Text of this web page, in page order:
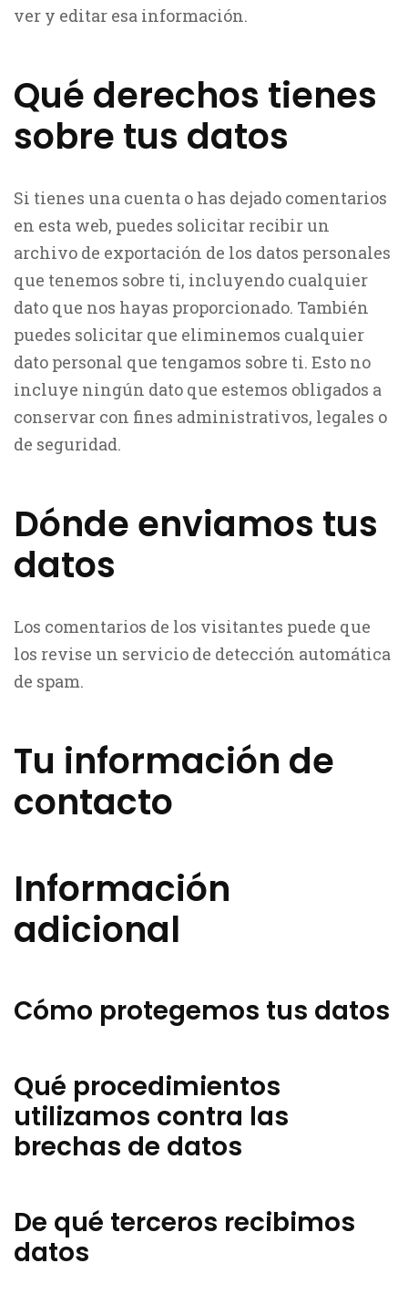
ver y editar esa información.
Qué derechos tienes
sobre tus datos
Si tienes una cuenta o has dejado comentarios
en esta web, puedes solicitar recibir un
archivo de exportación de los datos personales
que tenemos sobre ti, incluyendo cualquier
dato que nos hayas proporcionado. También
puedes solicitar que eliminemos cualquier
dato personal que tengamos sobre ti. Esto no
incluye ningún dato que estemos obligados a
conservar con fines administrativos, legales o
de seguridad.
Dónde enviamos tus
datos
Los comentarios de los visitantes puede que
los revise un servicio de detección automática
de spam.
Tu información de
contacto
Información
adicional
Cómo protegemos tus datos
Qué procedimientos
utilizamos contra las
brechas de datos
De qué terceros recibimos
datos